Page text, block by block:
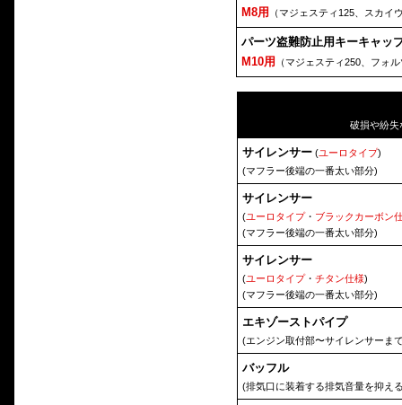
M8用
（マジェスティ125、スカイ
パーツ盗難防止用キーキャッ
M10用
（マジェスティ250、フォ
破損や紛失
サイレンサー(ユーロタイプ)
(マフラー後端の一番太い部分)
サイレンサー
(ユーロタイプ・ ブラックカーボン
(マフラー後端の一番太い部分)
サイレンサー
(ユーロタイプ・ チタン仕様)
(マフラー後端の一番太い部分)
エキゾーストパイプ
(エンジン取付部〜サイレンサーま
バッフル
(排気口に装着する排気音量を抑え